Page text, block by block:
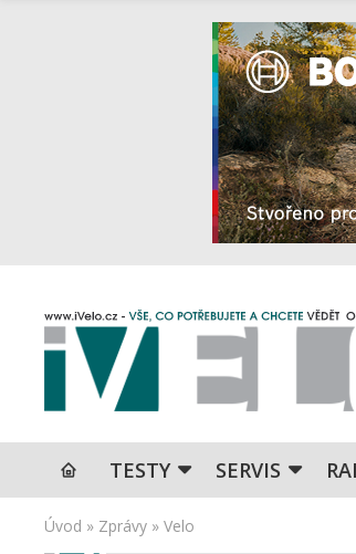
TESTY SERVIS
Úvod » Zprávy » Velo